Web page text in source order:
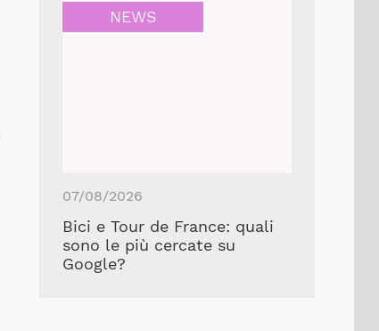
NEWS
07/08/2026
Bici e Tour de France: quali
sono le più cercate su
Google?